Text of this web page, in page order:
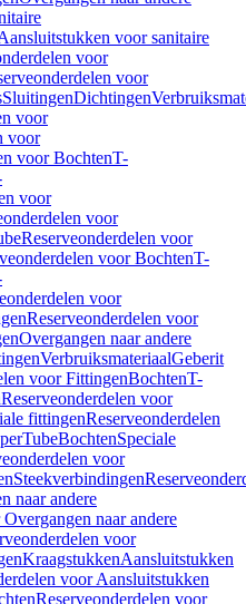
voor sanitaire
voor
voor
SluitingenDichtingen
voor
voor
voor BochtenT-
voor
voor
Reserveonderdelen voor
voor BochtenT-
voor
Reserveonderdelen voor
Overgangen naar andere
VerbruiksmateriaalGeberit
voor FittingenBochtenT-
Reserveonderdelen voor
fittingenReserveonderdelen
BochtenSpeciale
voor
Steekverbindingen
naar andere
naar andere
voor
KraagstukkenAansluitstukken
voor Aansluitstukken
Reserveonderdelen voor